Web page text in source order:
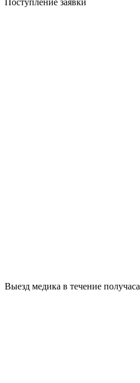
Выезд медика в течение получаса